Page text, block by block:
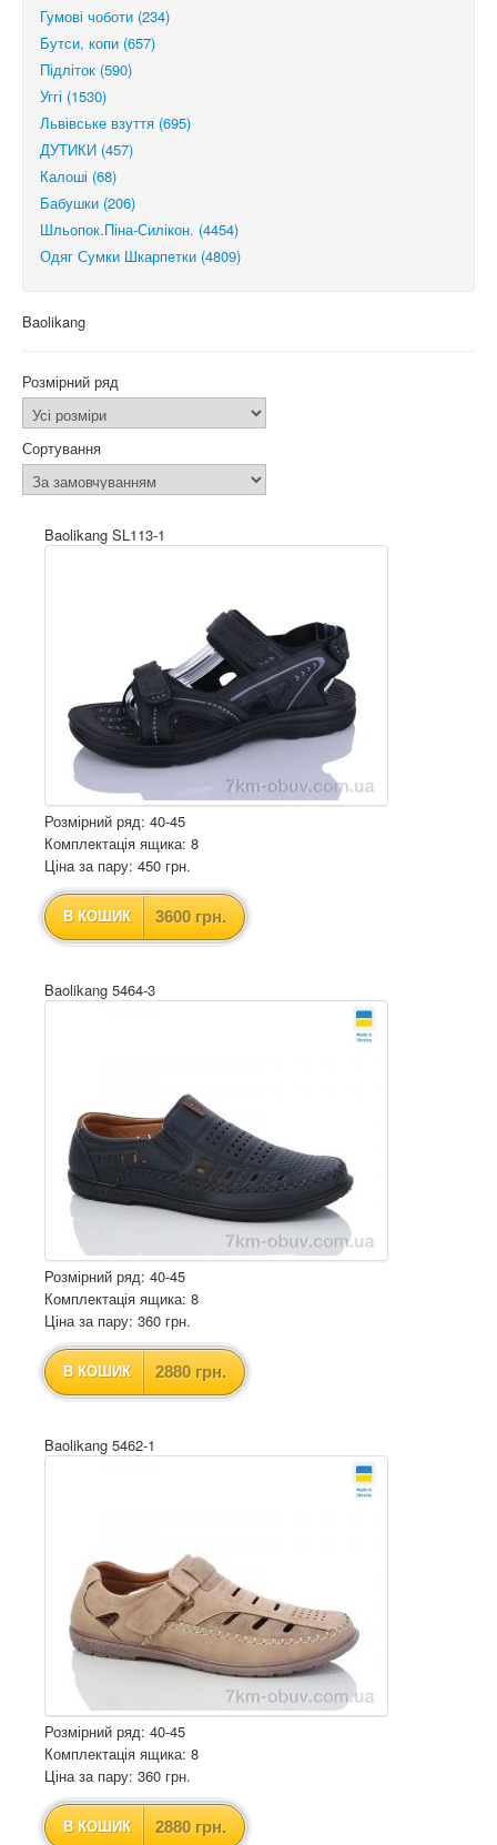
Гумові чоботи (234)
Бутси, копи (657)
Підліток (590)
Уггі (1530)
Львівське взуття (695)
ДУТИКИ (457)
Калоші (68)
Бабушки (206)
Шльопок.Піна-Силікон. (4454)
Одяг Сумки Шкарпетки (4809)
Baolikang
Розмірний ряд
Сортування
Baolikang SL113-1
Розмірний ряд: 40-45
Комплектація ящика: 8
Ціна за пару: 450 грн.
В КОШИК 3600 грн.
Baolikang 5464-3
Розмірний ряд: 40-45
Комплектація ящика: 8
Ціна за пару: 360 грн.
В КОШИК 2880 грн.
Baolikang 5462-1
Розмірний ряд: 40-45
Комплектація ящика: 8
Ціна за пару: 360 грн.
В КОШИК 2880 грн.